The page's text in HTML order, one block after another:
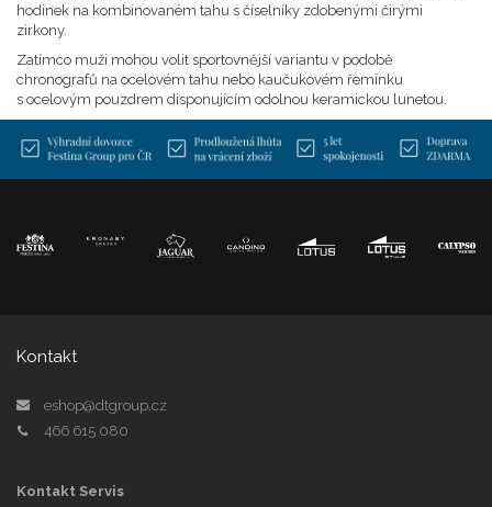
hodinek na kombinovaném tahu s číselníky zdobenými čirými
zirkony.
Zatímco muži mohou volit sportovnější variantu v podobě
chronografů na ocelovém tahu nebo kaučukovém řemínku
s ocelovým pouzdrem disponujícím odolnou keramickou lunetou.
Kontakt
eshop@dtgroup.cz
466 615 080
Kontakt Servis